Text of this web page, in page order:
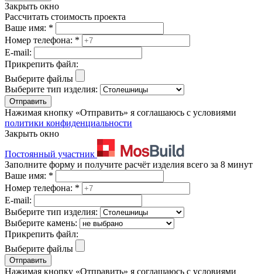
Закрыть окно
Рассчитать стоимость проекта
Ваше имя: *
Номер телефона: *
E-mail:
Прикрепить файл:
Выберите файлы
Выберите тип изделия:
Отправить
Нажимая кнопку «Отправить» я соглашаюсь с условиями
политики конфиденциальности
Закрыть окно
Постоянный участник
Заполните форму и получите расчёт изделия всего за 8 минут
Ваше имя: *
Номер телефона: *
E-mail:
Выберите тип изделия:
Выберите камень:
Прикрепить файл:
Выберите файлы
Отправить
Нажимая кнопку «Отправить» я соглашаюсь с условиями